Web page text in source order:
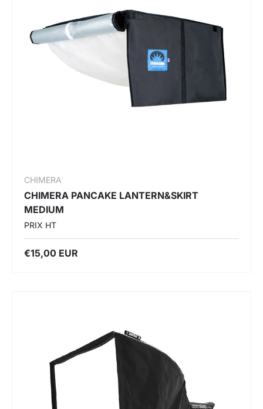
CHIMERA
CHIMERA PANCAKE LANTERN&SKIRT
MEDIUM
PRIX HT
€15,00 EUR